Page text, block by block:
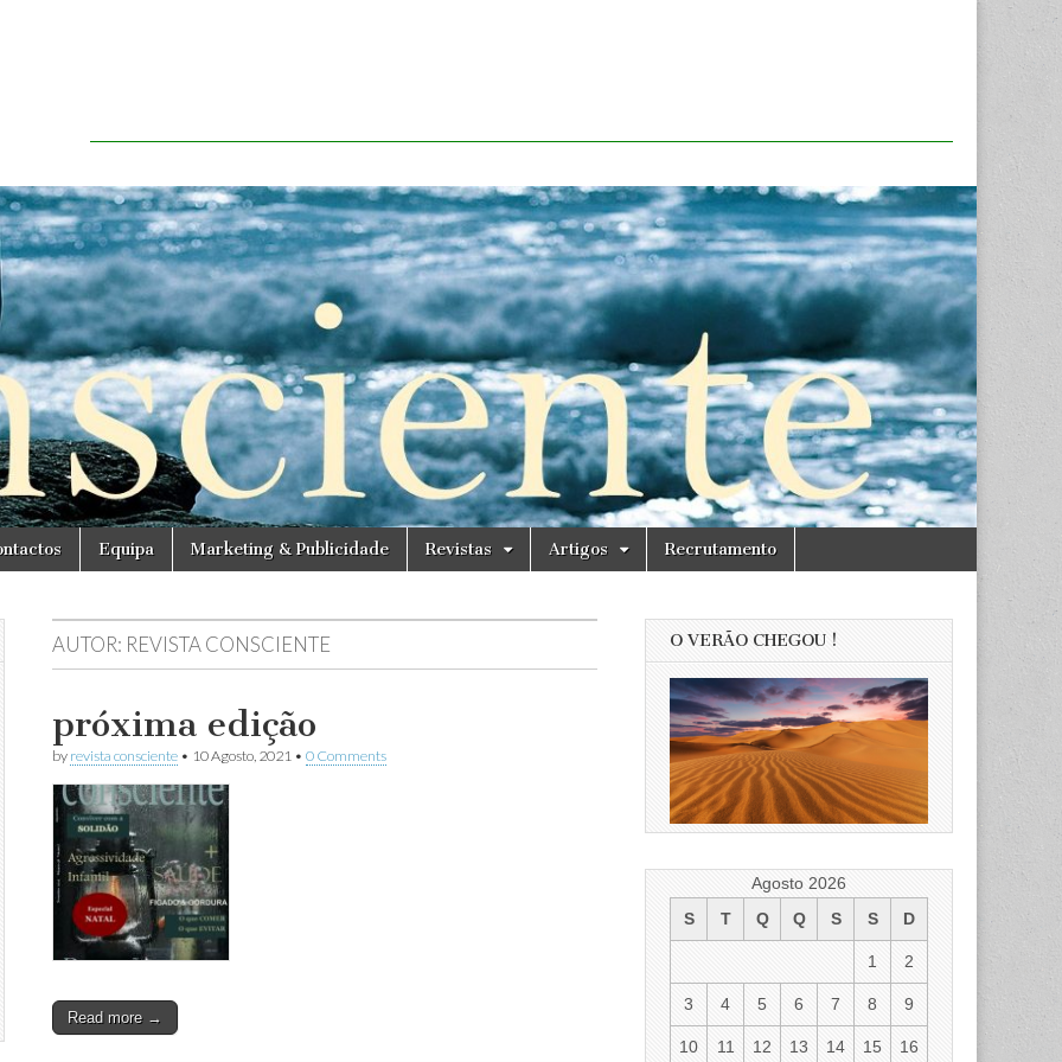
Equipa Marketing & Publicidade Revistas Artigos Recrutamento
AUTOR: REVISTA CONSCIENTE
próxima edição
by revista consciente• 10 Agosto, 2021 • 0 Comments
Read more →
O VERÃO CHEGOU !
Agosto 2026
S
T Q Q S S D
1 2
3 4 5 6 7 8 9
10 11 12 13 14 15 16